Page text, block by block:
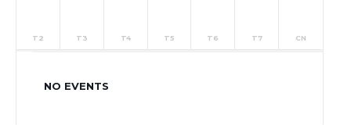
T2 T3 T4 T5 T6 T7 CN
NO EVENTS